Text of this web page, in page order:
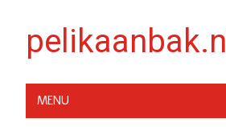
pelikaanbak.nl
MENU